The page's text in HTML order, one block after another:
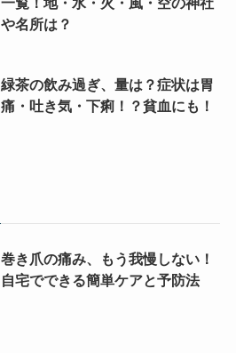
や名所は？
緑茶の飲み過ぎ、量は？症状は胃
痛・吐き気・下痢！？貧血にも！
巻き爪の痛み、もう我慢しない！
自宅でできる簡単ケアと予防法